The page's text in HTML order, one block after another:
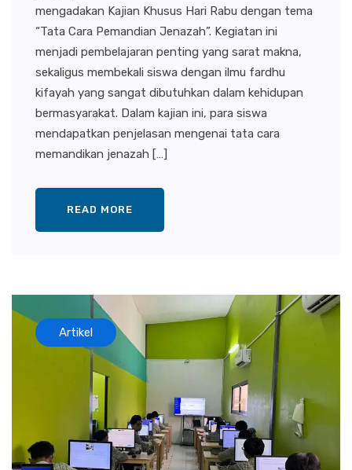
mengadakan Kajian Khusus Hari Rabu dengan tema
“Tata Cara Pemandian Jenazah”. Kegiatan ini
menjadi pembelajaran penting yang sarat makna,
sekaligus membekali siswa dengan ilmu fardhu
kifayah yang sangat dibutuhkan dalam kehidupan
bermasyarakat. Dalam kajian ini, para siswa
mendapatkan penjelasan mengenai tata cara
memandikan jenazah […]
READ MORE
Artikel